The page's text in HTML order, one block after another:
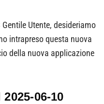
Utente, desideriamo
intrapreso questa nuova
della nuova applicazione
06-10